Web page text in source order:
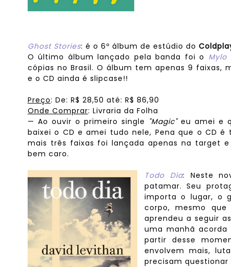
Ghost Stories: é o 6º álbum de estúdio do
O último álbum lançado pela banda foi o Mylo
cópias no Brasil. O álbum tem apenas 9 faixas,
e o CD ainda é slipcase!!
Preço: De: R$ 28,50 até: R$ 86,90
Onde Comprar: Livraria da Folha
— Ao ouvir o primeiro single "Magic"eu amei e
baixei o CD e amei tudo nele, Pena que o CD
mais três faixas foi lançada apenas na target
bem caro.
Todo Dia: Neste
patamar. Seu
importa o lugar, o
corpo, mesmo
aprendeu a seguir
uma manhã acorda
partir desse
envolvem mais,
precisam